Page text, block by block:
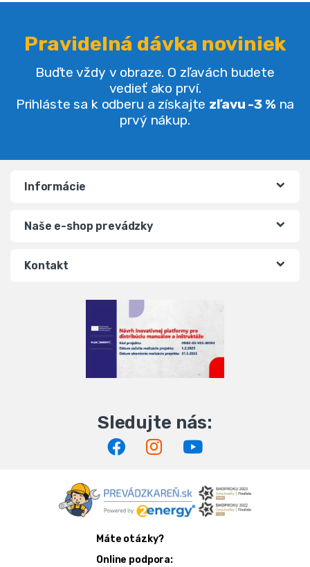
Pravidelná dávka noviniek
Buďte vždy v obraze. O zľavách budete
vedieť ako prví.
Prihláste sa k odberu a získajte zľavu -3 % na
prvý nákup.
Informácie
Naše e-shop prevádzky
Kontakt
Máte otázky?
Online podpora: